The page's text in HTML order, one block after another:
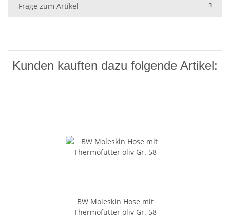
Frage zum Artikel
Kunden kauften dazu folgende Artikel:
BW Moleskin Hose mit
Thermofutter oliv Gr. 58